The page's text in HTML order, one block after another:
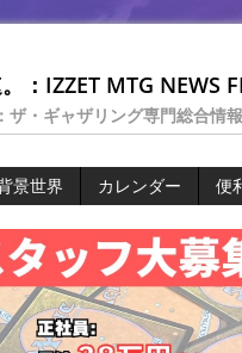
：IZZET MTG NEWS
ザ・ギャザリング専門総合情
景世界 カレンダー 便